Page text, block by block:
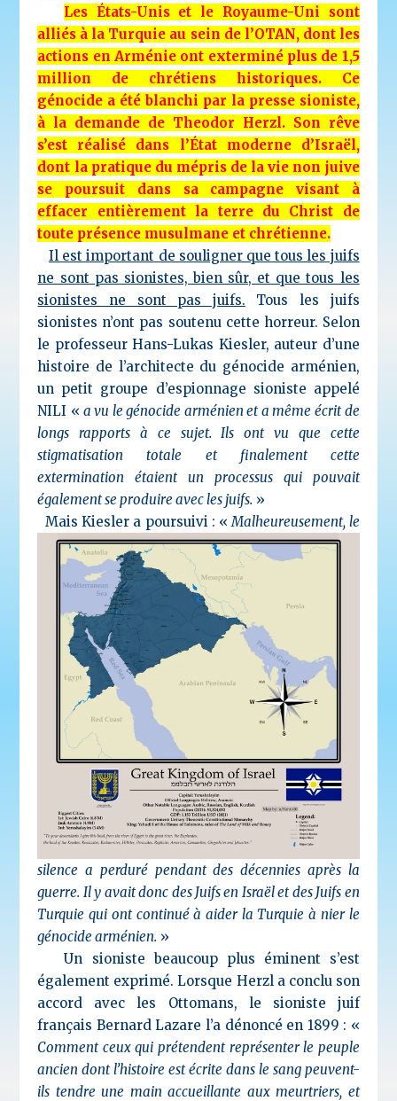
Les États-Unis et le Royaume-Uni sont
alliés à la Turquie au sein de l’OTAN, dont les
actions en Arménie ont exterminé plus de 1,5
million de chrétiens historiques. Ce
génocide a été blanchi par la presse sioniste,
à la demande de Theodor Herzl. Son rêve
s’est réalisé dans l’État moderne d’Israël,
dont la pratique du mépris de la vie non juive
se poursuit dans sa campagne visant à
effacer entièrement la terre du Christ de
toute présence musulmane et chrétienne.
Il est important de souligner que tous les juifs
ne sont pas sionistes, bien sûr, et que tous les
sionistes ne sont pas juifs. Tous les juifs
sionistes n’ont pas soutenu cette horreur. Selon
le professeur Hans-Lukas Kiesler, auteur d’une
histoire de l’architecte du génocide arménien,
un petit groupe d’espionnage sioniste appelé
NILI « a vu le génocide arménien et a même écrit de
longs rapports à ce sujet. Ils ont vu que cette
stigmatisation totale et finalement cette
extermination étaient un processus qui pouvait
également se produire avec les juifs. »
Mais Kiesler a poursuivi : «Malheureusement, le
silence a perduré pendant des décennies après la
guerre. Il y avait donc des Juifs en Israël et des Juifs en
Turquie qui ont continué à aider la Turquie à nier le
génocide arménien. »
Un sioniste beaucoup plus éminent s’est
également exprimé. Lorsque Herzl a conclu son
accord avec les Ottomans, le sioniste juif
français Bernard Lazare l’a dénoncé en 1899 : «
Comment ceux qui prétendent représenter le peuple
ancien dont l’histoire est écrite dans le sang peuvent-
ils tendre une main accueillante aux meurtriers, et